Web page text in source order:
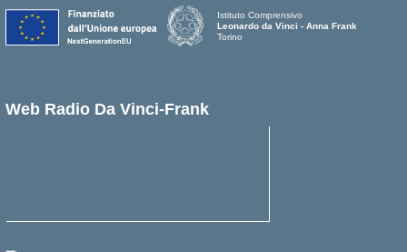
Istituto Comprensivo
Leonardo da Vinci - Anna Frank
Torino
Web Radio Da Vinci-Frank